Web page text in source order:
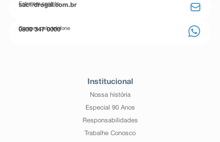
Entre em contato
sac@drogal.com.br
Compre pelo telefone
0800 347 0000
Institucional
Nossa história
Especial 90 Anos
Responsabilidades
Trabalhe Conosco